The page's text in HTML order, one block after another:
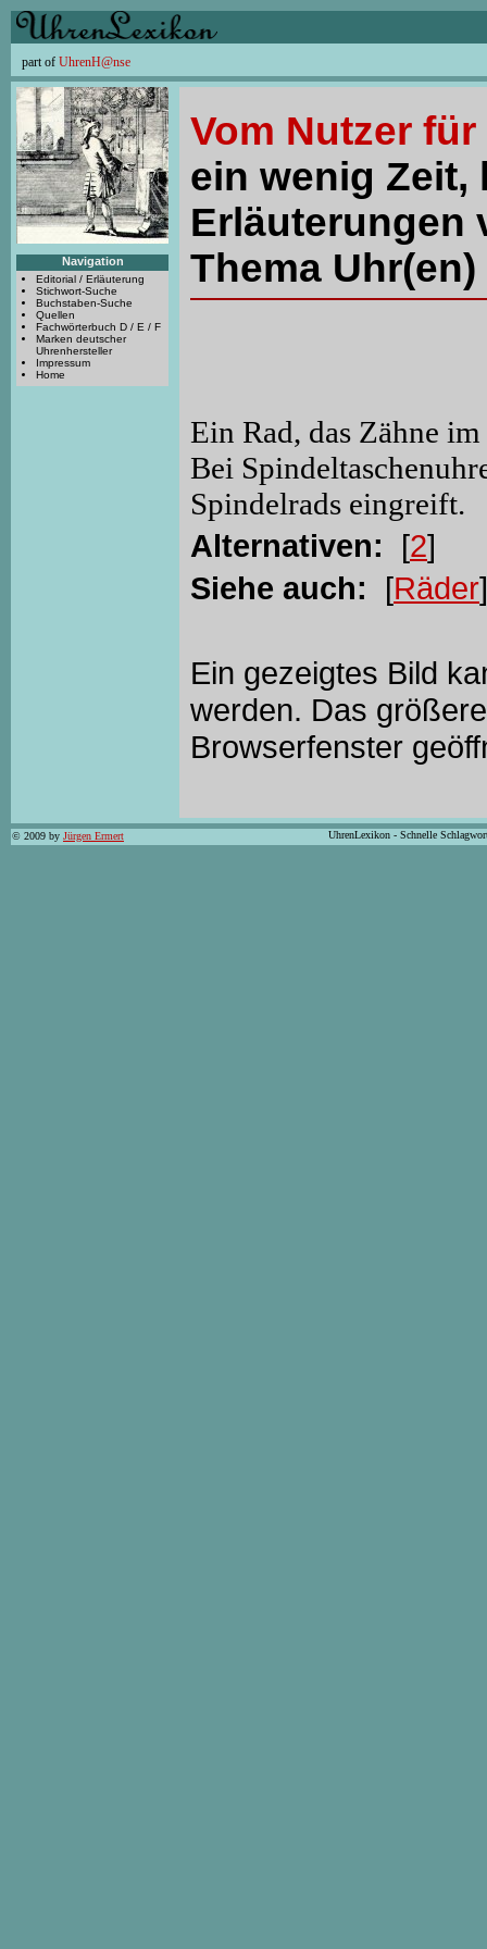
part of UhrenH@nse
Navigation
Editorial / Erläuterung
Stichwort-Suche
Buchstaben-Suche
Quellen
Fachwörterbuch D / E / F
Marken deutscher
Uhrenhersteller
Impressum
Home
Vom Nutzer
ein wenig Zeit,
Erläuterungen
Thema
Ein Rad, das Zähne
Bei
Spindelrads eingreift.
Alternativen: [2]
Siehe auch: [Räder
Ein gezeigtes Bild
werden. Das
Browserfenster
© 2009 by Jürgen Ermert UhrenLexikon - Schnelle